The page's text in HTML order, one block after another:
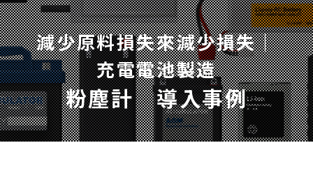
減少原料損失來減少損失｜
充電電池製造
粉塵計　導入事例